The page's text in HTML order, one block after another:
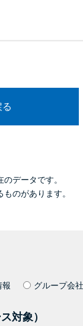
データです。
のがあります。
報 グループ会社
対象）